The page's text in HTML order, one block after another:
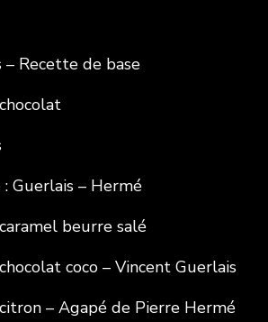
– Recette de base
Guerlais – Hermé
beurre salé
coco – Vincent Guerlais
– Agapé de Pierre Hermé